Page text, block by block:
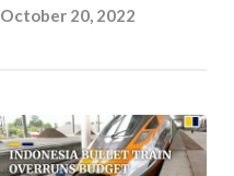
October 20, 2022